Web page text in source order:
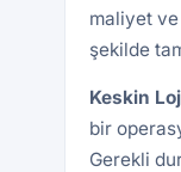
maliyet
şekilde
Keskin
bir
Gerekli